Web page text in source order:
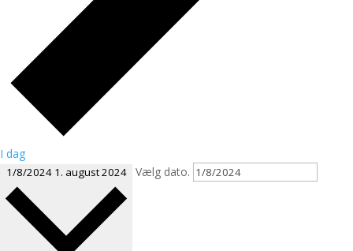
I dag
1/8/2024 1. august 2024 Vælg dato.